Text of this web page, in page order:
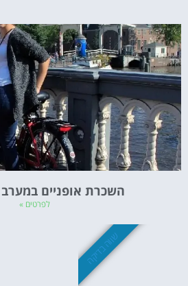
השכרת אופניים
לפרטים »
שווה בדיקה